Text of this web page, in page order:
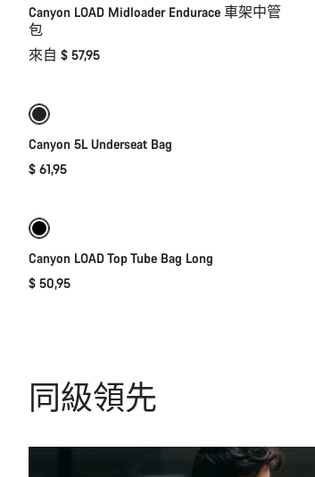
Canyon LOAD Midloader Endurace 車架中管
包
來自 $ 57,95
Canyon 5L Underseat Bag
$ 61,95
Canyon LOAD Top Tube Bag Long
$ 50,95
同級領先